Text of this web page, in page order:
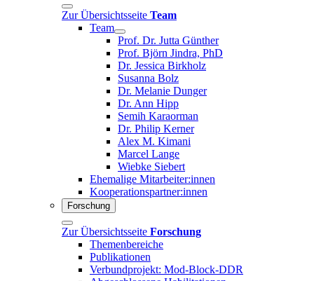
Zur Übersichtsseite Team
Team
Prof. Dr. Jutta Günther
Prof. Björn Jindra, PhD
Dr. Jessica Birkholz
Susanna Bolz
Dr. Melanie Dunger
Dr. Ann Hipp
Semih Karaorman
Dr. Philip Kerner
Alex M. Kimani
Marcel Lange
Wiebke Siebert
Ehemalige Mitarbeiter:innen
Kooperationspartner:innen
Forschung
Zur Übersichtsseite Forschung
Themenbereiche
Publikationen
Verbundprojekt: Mod-Block-DDR